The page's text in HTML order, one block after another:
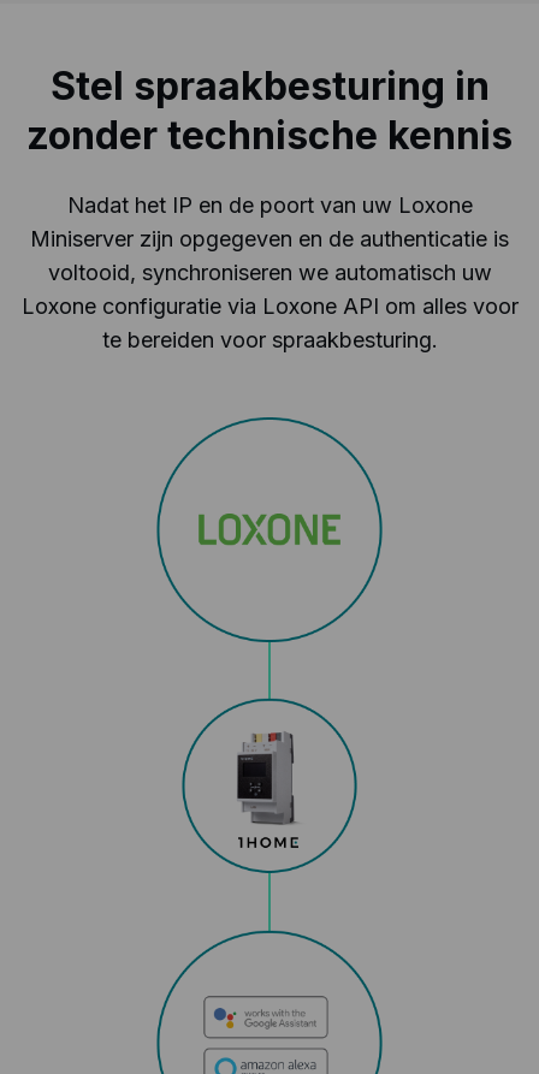
Stel spraakbesturing in
zonder technische kennis
Nadat het IP en de poort van uw Loxone
Miniserver zijn opgegeven en de authenticatie is
voltooid, synchroniseren we automatisch uw
Loxone configuratie via Loxone API om alles voor
te bereiden voor spraakbesturing.